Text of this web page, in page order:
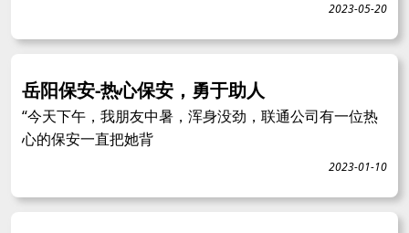
2023-05-20
岳阳保安-热心保安，勇于助人
“今天下午，我朋友中暑，浑身没劲，联通公司有一位热
心的保安一直把她背
2023-01-10